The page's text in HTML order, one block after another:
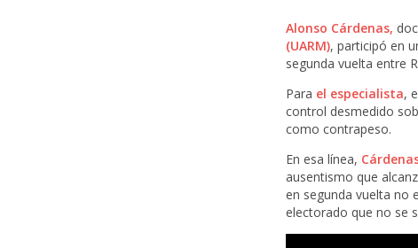
Alonso Cárdenas,
(UARM), participó en
segunda vuelta entre
Para el especialista,
control desmedido
como contrapeso.
En esa línea,
ausentismo que
en segunda vuelta no
electorado que no se